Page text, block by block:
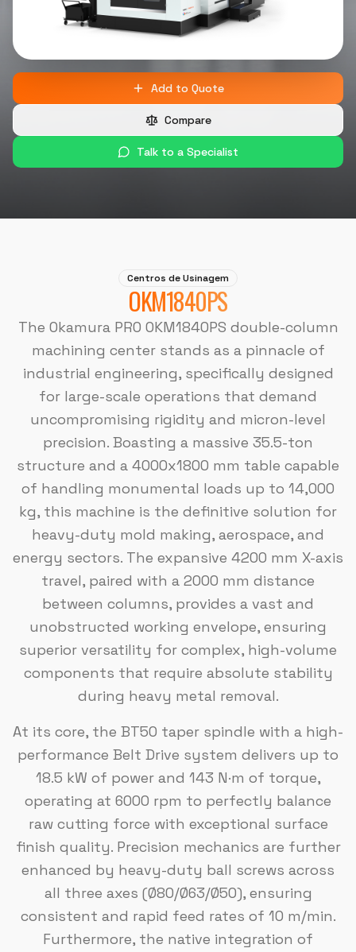
Add to Quote
Compare
Talk to a Specialist
Centros de Usinagem
OKM1840PS
The Okamura PRO OKM1840PS double-column
machining center stands as a pinnacle of
industrial engineering, specifically designed
for large-scale operations that demand
uncompromising rigidity and micron-level
precision. Boasting a massive 35.5-ton
structure and a 4000x1800 mm table capable
of handling monumental loads up to 14,000
kg, this machine is the definitive solution for
heavy-duty mold making, aerospace, and
energy sectors. The expansive 4200 mm X-axis
travel, paired with a 2000 mm distance
between columns, provides a vast and
unobstructed working envelope, ensuring
superior versatility for complex, high-volume
components that require absolute stability
during heavy metal removal.
At its core, the BT50 taper spindle with a high-
performance Belt Drive system delivers up to
18.5 kW of power and 143 N·m of torque,
operating at 6000 rpm to perfectly balance
raw cutting force with exceptional surface
finish quality. Precision mechanics are further
enhanced by heavy-duty ball screws across
all three axes (Ø80/Ø63/Ø50), ensuring
consistent and rapid feed rates of 10 m/min.
Furthermore, the native integration of